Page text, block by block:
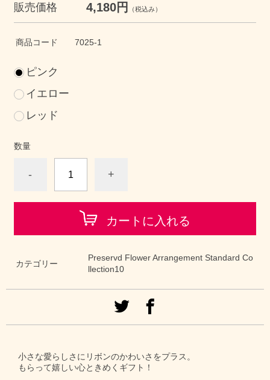
販売価格 4,180円 （税込み）
商品コード 7025-1
ピンク
イエロー
レッド
数量
- +
カートに入れる
カテゴリー
Preservd Flower Arrangement Standard Co
llection10
小さな愛らしさにリボンのかわいさをプラス。
もらって嬉しい心ときめくギフト！